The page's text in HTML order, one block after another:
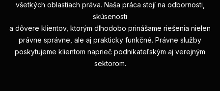
všetkých oblastiach práva. Naša práca stojí na odbornosti,
skúsenosti
a dôvere klientov, ktorým dlhodobo prinášame riešenia nielen
právne správne, ale aj prakticky funkčné. Právne služby
poskytujeme klientom naprieč podnikateľským aj verejným
sektorom.